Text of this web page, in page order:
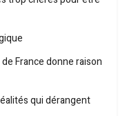
de France donne raison
qui dérangent